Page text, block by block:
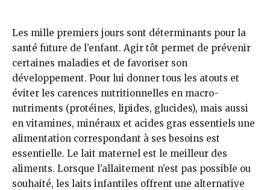
Les mille premiers jours sont déterminants pour la
santé future de l’enfant. Agir tôt permet de prévenir
certaines maladies et de favoriser son
développement. Pour lui donner tous les atouts et
éviter les carences nutritionnelles en macro-
nutriments (protéines, lipides, glucides), mais aussi
en vitamines, minéraux et acides gras essentiels une
alimentation correspondant à ses besoins est
essentielle. Le lait maternel est le meilleur des
aliments. Lorsque l’allaitement n’est pas possible ou
souhaité, les laits infantiles offrent une alternative